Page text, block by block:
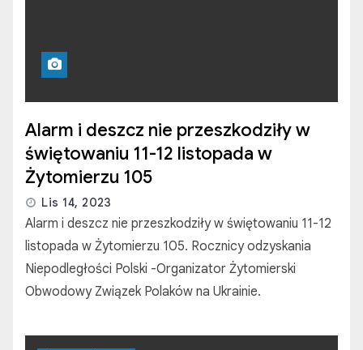
Alarm i deszcz nie przeszkodziły w
świętowaniu 11-12 listopada w
Żytomierzu 105
Lis 14, 2023
Alarm i deszcz nie przeszkodziły w świętowaniu 11-12
listopada w Żytomierzu 105. Rocznicy odzyskania
Niepodległości Polski -Organizator Żytomierski
Obwodowy Związek Polaków na Ukrainie.